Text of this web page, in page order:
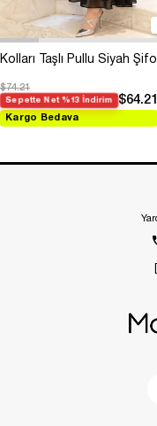
$74.21
Sepette Net %13 İndirim $64.21
Kargo Bedava